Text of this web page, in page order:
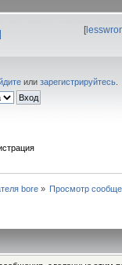
[
или зарегистрируйтесь
bore» Просмотр